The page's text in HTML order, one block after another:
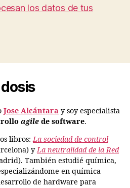
los datos de tus
Jose Alcántara y soy especialista
agile de software.
libros:La sociedad de control
yLa neutralidad de la Red
También estudié química,
en química
de hardware para